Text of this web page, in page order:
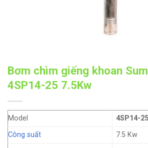
Bơm chìm giếng khoan
4SP14-25 7.5Kw
Model
4SP14-25
Công suất
7.5 Kw